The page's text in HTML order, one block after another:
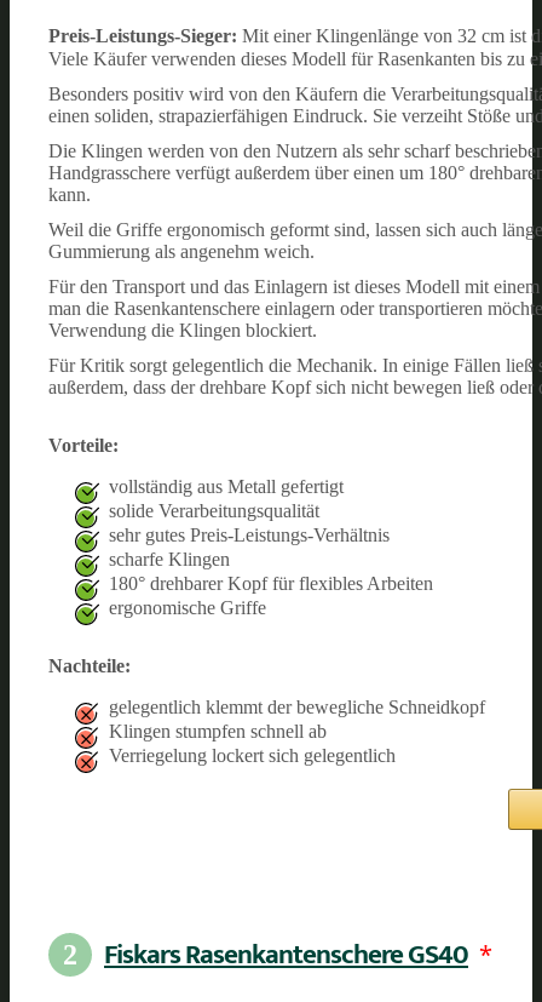
Preis-Leistungs-Sieger: Mit einer Klingenlänge von 32 cm ist
Viele Käufer verwenden dieses Modell für Rasenkanten bis zu
Besonders positiv wird von den Käufern die
einen soliden, strapazierfähigen Eindruck. Sie verzeiht Stöße
Die Klingen werden von den Nutzern als sehr scharf
Handgrasschere verfügt außerdem über einen um 180°
kann.
Weil die Griffe ergonomisch geformt sind, lassen sich auch
Gummierung als angenehm weich.
Für den Transport und das Einlagern ist dieses Modell mit
man die Rasenkantenschere einlagern oder transportieren
Verwendung die Klingen blockiert.
Für Kritik sorgt gelegentlich die Mechanik. In einige Fällen
außerdem, dass der drehbare Kopf sich nicht bewegen ließ
Vorteile:
vollständig aus Metall gefertigt
solide Verarbeitungsqualität
sehr gutes Preis-Leistungs-Verhältnis
scharfe Klingen
180° drehbarer Kopf für flexibles Arbeiten
ergonomische Griffe
Nachteile:
gelegentlich klemmt der bewegliche Schneidkopf
Klingen stumpfen schnell ab
Verriegelung lockert sich gelegentlich
2 Fiskars Rasenkantenschere GS40 *